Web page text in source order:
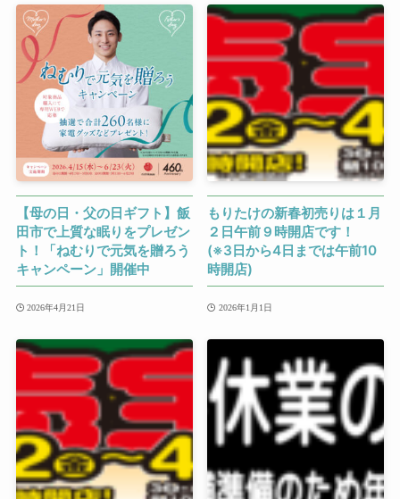
【母の日・父の日ギフト】飯
田市で上質な眠りをプレゼン
ト！「ねむりで元気を贈ろう
キャンペーン」開催中
2026年4月21日
もりたけの新春初売りは１月
２日午前９時開店です！
(※3日から4日までは午前10
時開店)
2026年1月1日